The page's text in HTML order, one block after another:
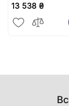
13 538 ₴